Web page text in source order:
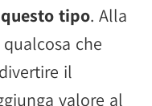
tipo. Alla
che
il
valore al